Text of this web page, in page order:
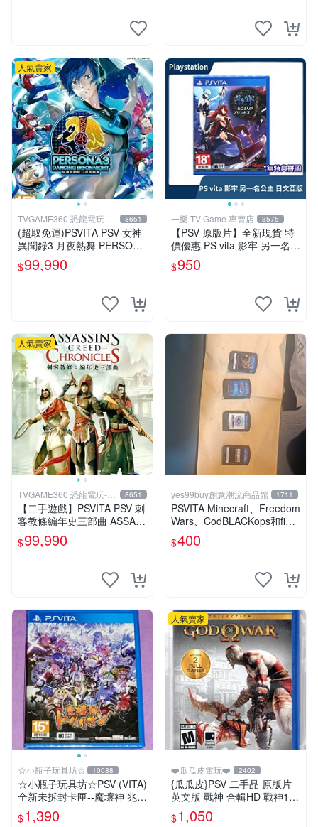
人氣賣家
TVGAME360 恐龍電玩-台
中店
8651
(超取免運)PSVITA PSV 女神
異聞錄3 月夜熱舞 PERSONA
3 DANCING P3D 中文版 台
中恐龍
$99,990
一樂 TV Game 專賣店 3575
【PSV 原版片】全新現貨 特
價優惠 PS vita 影牢 另一名公
主 日文亞版【一樂電玩】
$950
人氣賣家
TVGAME360 恐龍電玩-台
中店
8651
【二手遊戲】PSVITA PSV 刺
客教條編年史三部曲 ASSAS
SINS CREED CHRONICLES
中文版
$99,990
yes99buy創意潮流商品館 1711
PSVITA Minecraft、Freedom
Wars、CodBLACKops和fight
ing climax
$400
☆小瓶子玩具坊☆ 10088
☆小瓶子玩具坊☆PSV (VITA)
全新未拆封卡匣--魔壞神 兆力
翁 (亞版日文版)
$1,390
人氣賣家
❤️瓜瓜皮電玩❤️ 2402
{瓜瓜皮}PSV 二手品 原版片
英文版 戰神 合輯HD 戰神1+2
合輯(遊戲都有回收)
$1,050